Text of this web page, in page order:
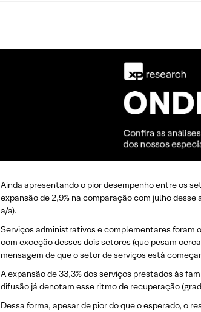
Ainda apresentando o pior desempenho entre os
expansão de 2,9% na comparação com julho
a/a).
Serviços administrativos e complementares foram
com exceção desses dois setores (que pesam
mensagem de que o setor de serviços está
A expansão de 33,3% dos serviços prestados às
difusão já denotam esse ritmo de recuperação
Dessa forma, apesar de pior do que o esperado, o